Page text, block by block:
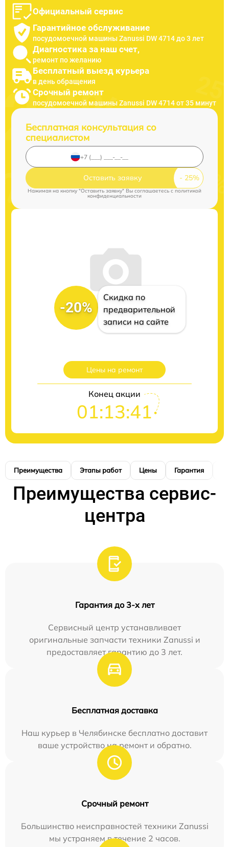
Официальный сервис
Гарантийное обслуживание
посудомоечной машины Zanussi DW 4714 до 3 лет
Диагностика за наш счет,
ремонт по желанию
Бесплатный выезд курьера
в день обращения
Срочный ремонт
посудомоечной машины Zanussi DW 4714 от 35 минут
Бесплатная консультация со
специалистом
Оставить заявку
Нажимая на кнопку "Оставить заявку" Вы соглашаетесь cполитикой
конфиденциальности
-20%
Скидка по
предварительной
записи на сайте
Цены на ремонт
Конец акции
01:13:40
Преимущества Этапы работ Цены Гарантия
Преимущества сервис-
центра
Гарантия до 3-х лет
Сервисный центр устанавливает
оригинальные запчасти техники Zanussi и
предоставляет гарантию до 3 лет.
Бесплатная доставка
Наш курьер в Челябинске бесплатно доставит
ваше устройство на ремонт и обратно.
Срочный ремонт
Большинство неисправностей техники Zanussi
мы устраняем в течение 2 часов.